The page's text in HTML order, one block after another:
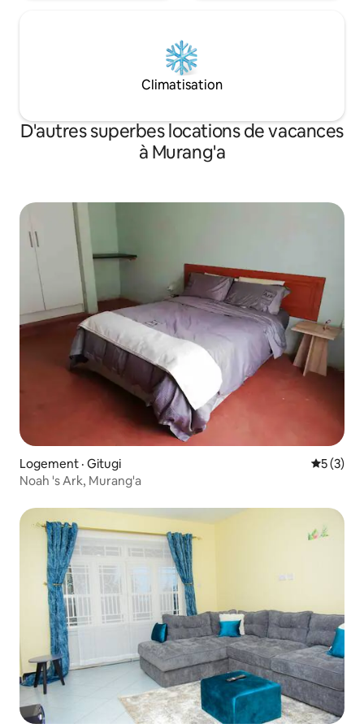
Climatisation
D'autres superbes locations de vacances
à Murang'a
Logement · Gitugi Note
5 (3)
Noah 's Ark, Murang'a